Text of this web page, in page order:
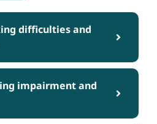
difficulties and
impairment and